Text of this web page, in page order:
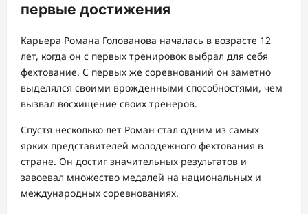
первые достижения
Карьера Романа Голованова началась в возрасте 12
лет, когда он с первых тренировок выбрал для себя
фехтование. С первых же соревнований он заметно
выделялся своими врожденными способностями, чем
вызвал восхищение своих тренеров.
Спустя несколько лет Роман стал одним из самых
ярких представителей молодежного фехтования в
стране. Он достиг значительных результатов и
завоевал множество медалей на национальных и
международных соревнованиях.